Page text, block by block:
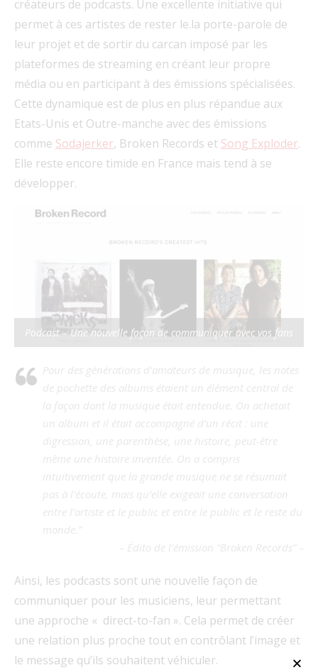
créateurs de podcasts. Une excellente initiative qui
permet à ces artistes de rester le.la porte-parole de
leur projet et de sortir du carcan imposé par les
plateformes de streaming en créant leur propre
média ou en participant à des émissions spécialisées.
Cette dynamique est de plus en plus répandue aux
Etats-Unis et Outre-manche avec des émissions
comme Sodajerker, Broken Records et Song Exploder.
Elle reste encore timide en France mais tend à se
développer.
Podcast – Une nouvelle façon de communiquer avec vos fans
Pour des générations d’amateurs de musique, les notes
de pochette des albums étaient un élément central de
la façon dont la musique était entendue. On achetait
un album et il était accompagné d’un récit : une
digression, une parenthèse, une histoire, peut-être
même une histoire inventée. On a compris
intuitivement que la grande musique ne se résumait
pas à l’écoute, mais qu’elle exigeait une conversation
entre l’artiste et le public et entre le public et le reste du
monde.”
– Édito de l’émission “Broken Records” –
Ainsi, les podcasts sont une nouvelle façon de
communiquer pour les musiciens, leur permettant
une approche « direct-to-fan ». Cela permet de créer
une relation plus proche tout en contrôlant l’image et
le message qu’ils souhaitent véhiculer.